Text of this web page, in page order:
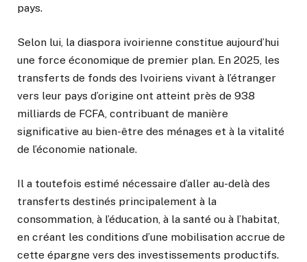
pays.
Selon lui, la diaspora ivoirienne constitue aujourd’hui
une force économique de premier plan. En 2025, les
transferts de fonds des Ivoiriens vivant à l’étranger
vers leur pays d’origine ont atteint près de 938
milliards de FCFA, contribuant de manière
significative au bien-être des ménages et à la vitalité
de l’économie nationale.
Il a toutefois estimé nécessaire d’aller au-delà des
transferts destinés principalement à la
consommation, à l’éducation, à la santé ou à l’habitat,
en créant les conditions d’une mobilisation accrue de
cette épargne vers des investissements productifs.